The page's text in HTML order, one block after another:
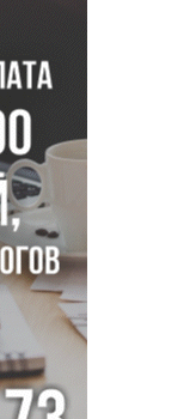
области едут
синоптики в